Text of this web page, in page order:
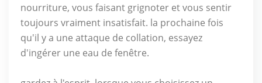
nourriture, vous faisant grignoter et vous sentir
toujours vraiment insatisfait. la prochaine fois
qu'il y a une attaque de collation, essayez
d'ingérer une eau de fenêtre.